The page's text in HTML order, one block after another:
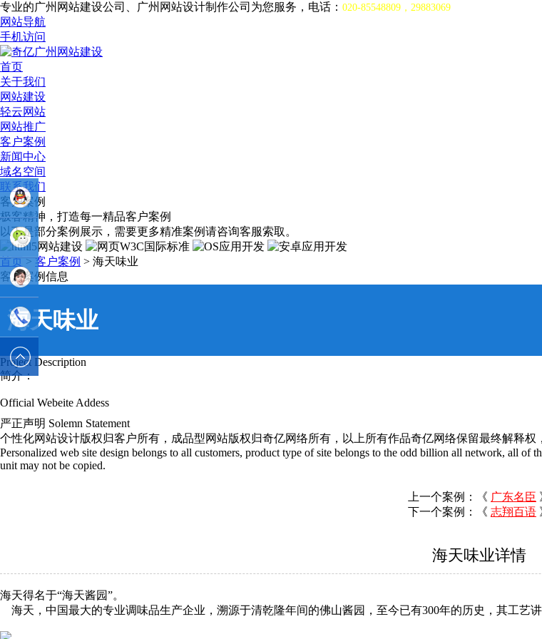
专业的广州网站建设公司、广州网站设计制作公司为您服务，电话： 020-85548809，29883069
网站导航
手机访问
首页
关于我们
网站建设
轻云网站
网站推广
客户案例
新闻中心
域名空间
联系我们
客户案例
极客精神，打造每一精品客户案例
以下是部分案例展示，需要更多精准案例请咨询客服索取。
首页>客户案例 > 海天味业
客户案例信息
海天味业
Project Description
简介：
Official Webeite Addess
严正声明 Solemn Statement
个性化网站设计版权归客户所有，成品型网站版权归奇亿网络所有，以上所有作品奇亿网络保留最终解释权
Personalized web site design belongs to all customers, product type of site belongs to the odd billion all network, all
unit may not be copied.
上一个案例：《 广东名臣
下一个案例：《 志翔百语
海天味业详情
海天得名于“海天酱园”。
海天，中国最大的专业调味品生产企业，溯源于清乾隆年间的佛山酱园，至今已有300年的历史，其工艺
业务
QQ：
81233044
售后Q :
2589562336
电话 :